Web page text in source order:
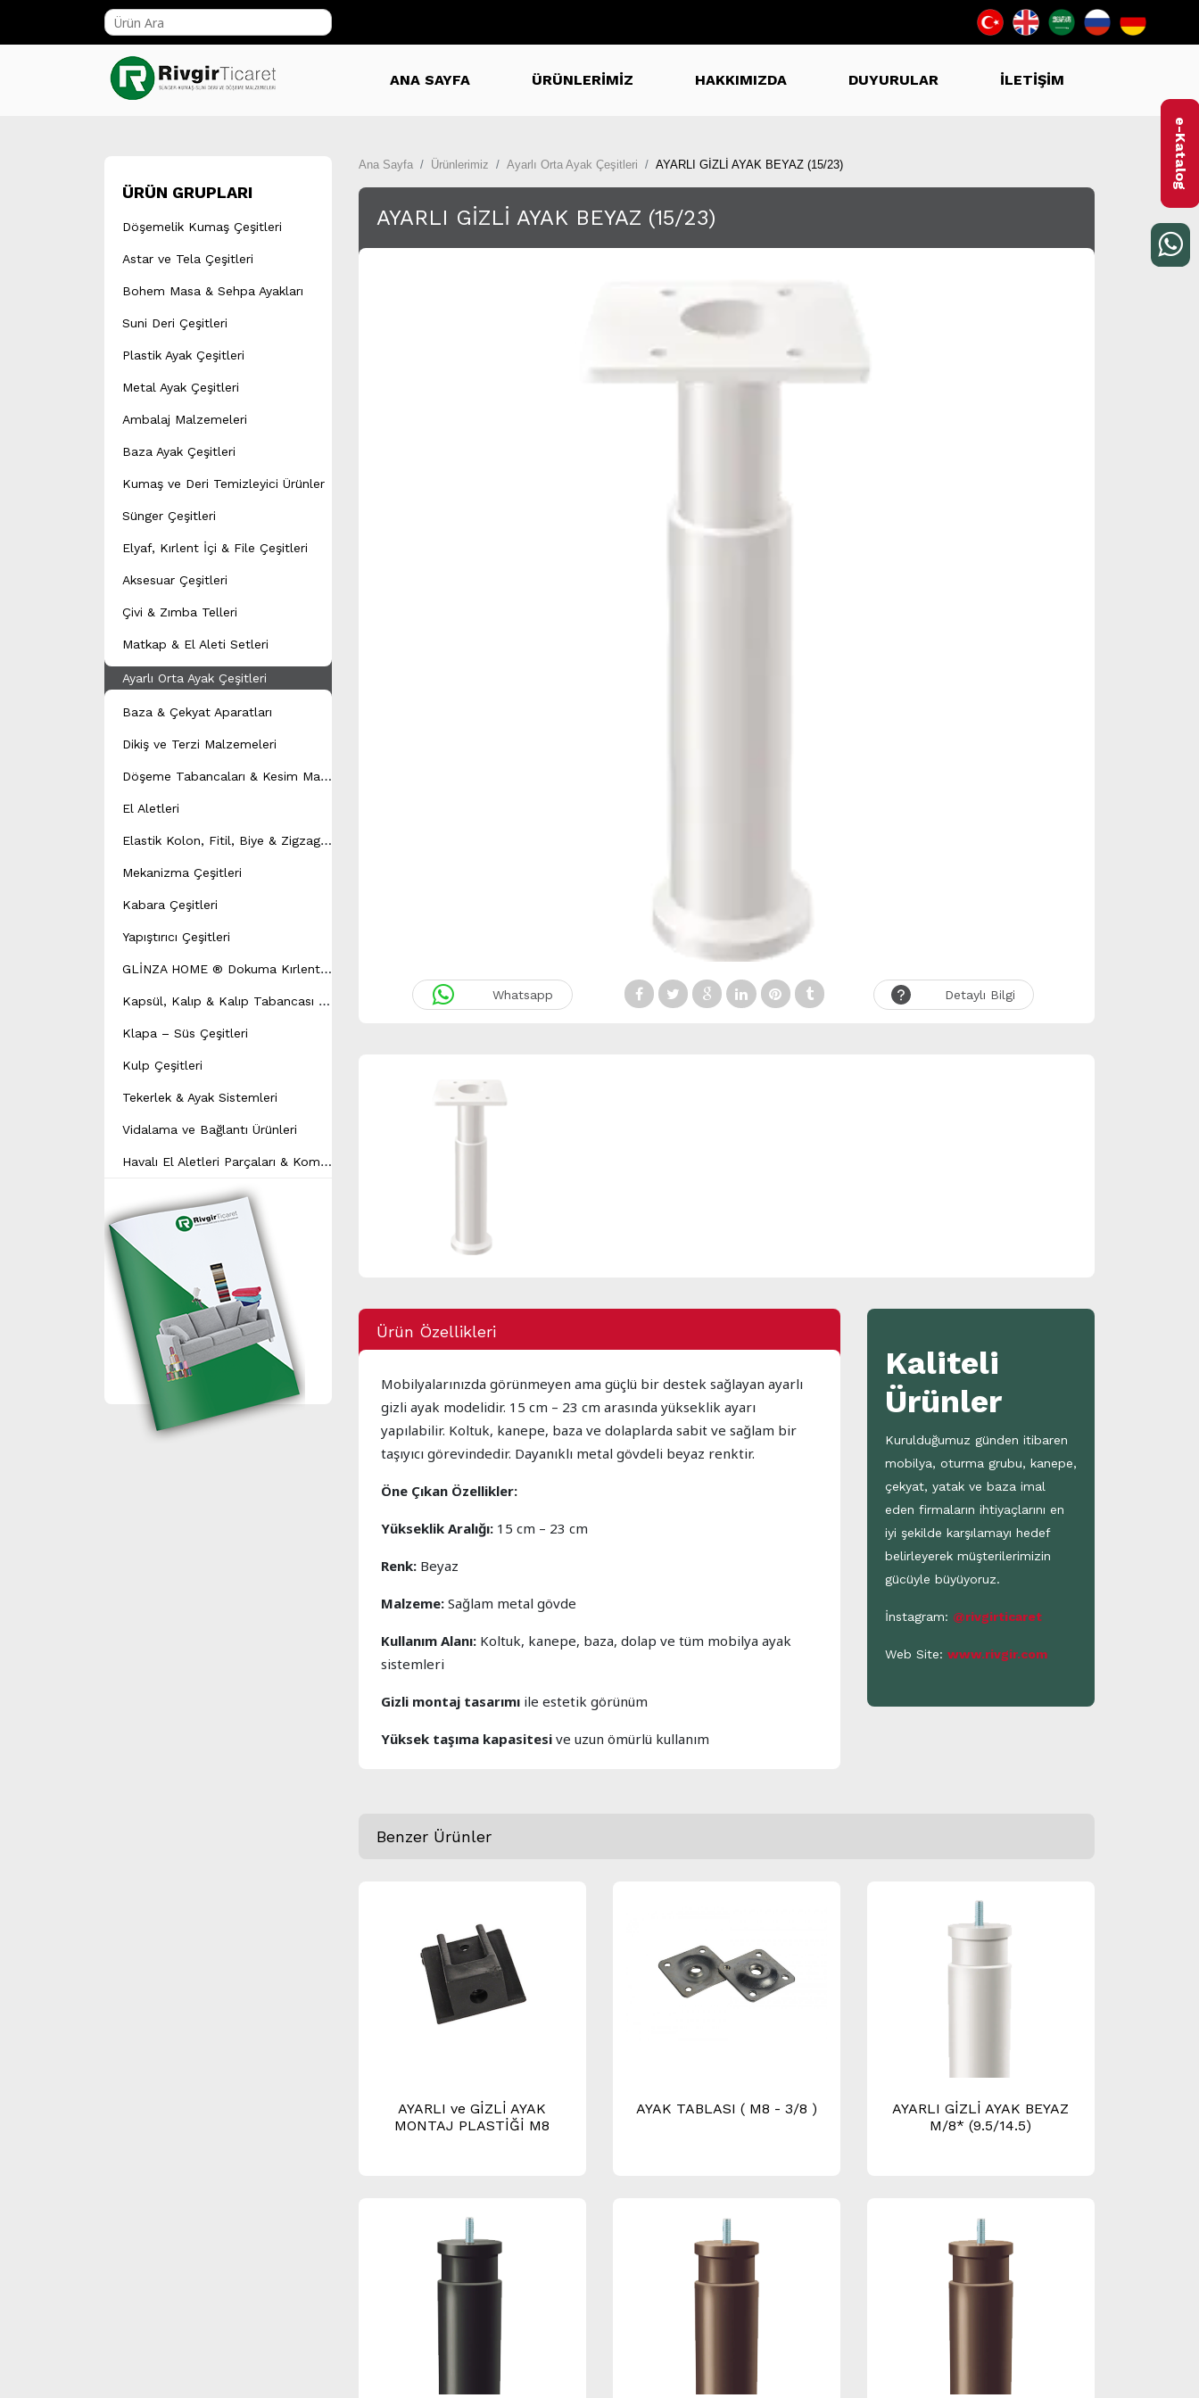
ANA SAYFA ÜRÜNLERİMİZ HAKKIMIZDA DUYURULAR İLETİŞİM
ÜRÜN GRUPLARI
Döşemelik Kumaş Çeşitleri
Astar ve Tela Çeşitleri
Bohem Masa & Sehpa Ayakları
Suni Deri Çeşitleri
Plastik Ayak Çeşitleri
Metal Ayak Çeşitleri
Ambalaj Malzemeleri
Baza Ayak Çeşitleri
Kumaş ve Deri Temizleyici Ürünler
Sünger Çeşitleri
Elyaf, Kırlent İçi & File Çeşitleri
Aksesuar Çeşitleri
Çivi & Zımba Telleri
Matkap & El Aleti Setleri
Ayarlı Orta Ayak Çeşitleri
Baza & Çekyat Aparatları
Dikiş ve Terzi Malzemeleri
D
öşeme Tabancaları & Kesim Makineleri
El Aletleri
E
lastik Kolon, Fitil, Biye & Zigzag Yay Çeşitleri
Mekanizma Çeşitleri
Kabara Çeşitleri
Yapıştırıcı Çeşitleri
G
LİNZA HOME ® Dokuma Kırlent Modeli
K
apsül, Kalıp & Kalıp Tabancası Çeşitleri
Klapa – Süs Çeşitleri
Kulp Çeşitleri
Tekerlek & Ayak Sistemleri
Vidalama ve Bağlantı Ürünleri
H
avalı El Aletleri Parçaları & Kompresör Yedek Parçaları
Ana Sayfa Ürünlerimiz Ayarlı Orta Ayak Çeşitleri AYARLI GİZLİ AYAK BEYAZ (15/23)
AYARLI GİZLİ AYAK BEYAZ (15/23)
Whatsapp Detaylı Bilgi
Ürün Özellikleri
Mobilyalarınızda görünmeyen ama güçlü bir destek sağlayan ayarlı
gizli ayak modelidir. 15 cm – 23 cm arasında yükseklik ayarı
yapılabilir. Koltuk, kanepe, baza ve dolaplarda sabit ve sağlam bir
taşıyıcı görevindedir. Dayanıklı metal gövdeli beyaz renktir.
Öne Çıkan Özellikler:
Yükseklik Aralığı: 15 cm – 23 cm
Renk: Beyaz
Malzeme: Sağlam metal gövde
Kullanım Alanı: Koltuk, kanepe, baza, dolap ve tüm mobilya ayak
sistemleri
Gizli montaj tasarımı ile estetik görünüm
Yüksek taşıma kapasitesi ve uzun ömürlü kullanım
Kaliteli
Ürünler
Kurulduğumuz günden itibaren
mobilya, oturma grubu, kanepe,
çekyat, yatak ve baza imal
eden firmaların ihtiyaçlarını en
iyi şekilde karşılamayı hedef
belirleyerek müşterilerimizin
gücüyle büyüyoruz.
İnstagram: @rivgirticaret
Web Site: www.rivgir.com
Benzer Ürünler
AYARLI ve GİZLİ AYAK
MONTAJ PLASTİĞİ M8
AYAK TABLASI ( M8 - 3/8 )
AYARLI GİZLİ AYAK BEYAZ
M/8* (9.5/14.5)
e-Katalog